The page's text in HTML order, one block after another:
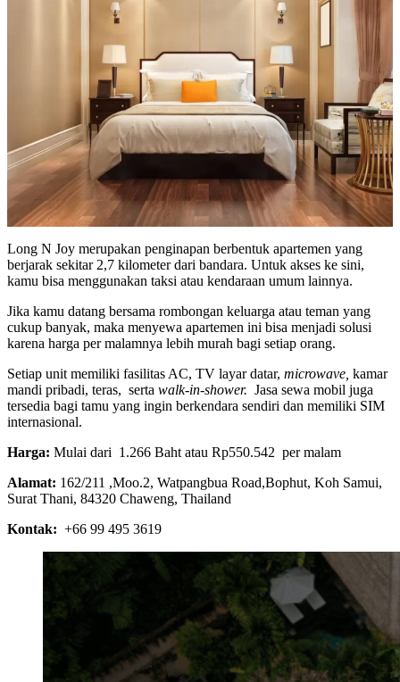
Long N Joy merupakan penginapan berbentuk apartemen yang
berjarak sekitar 2,7 kilometer dari bandara. Untuk akses ke sini,
kamu bisa menggunakan taksi atau kendaraan umum lainnya.
Jika kamu datang bersama rombongan keluarga atau teman yang
cukup banyak, maka menyewa apartemen ini bisa menjadi solusi
karena harga per malamnya lebih murah bagi setiap orang.
Setiap unit memiliki fasilitas AC, TV layar datar, microwave, kamar
mandi pribadi, teras, serta walk-in-shower. Jasa sewa mobil juga
tersedia bagi tamu yang ingin berkendara sendiri dan memiliki SIM
internasional.
Harga: Mulai dari 1.266 Baht atau Rp550.542 per malam
Alamat: 162/211 ,Moo.2, Watpangbua Road,Bophut, Koh Samui,
Surat Thani, 84320 Chaweng, Thailand
Kontak: +66 99 495 3619